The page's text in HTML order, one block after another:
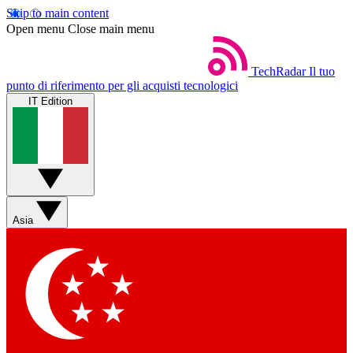
Skip to main content
Open menu Close main menu
TechRadar Il tuo
punto di riferimento per gli acquisti tecnologici
IT Edition
Asia